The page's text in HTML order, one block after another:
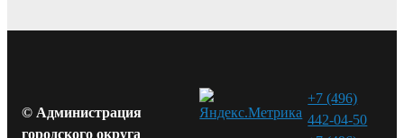
© Администрация
городского округа
+7 (496)
442-04-50